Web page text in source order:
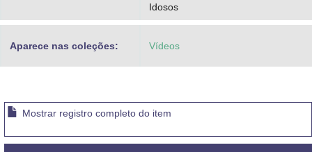
Idosos
Aparece nas coleções: Vídeos
Mostrar registro completo do item